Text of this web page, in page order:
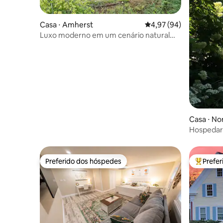
Casa ⋅ Amherst 4,97 de uma avaliação
4,97 (94)
Luxo moderno em um cenário natural
Casa ⋅
Preferido dos hóspedes
Preferido dos hóspedes Entre